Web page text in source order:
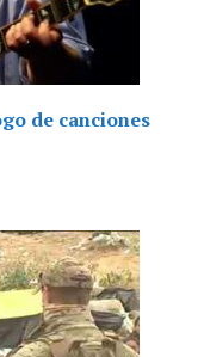
de canciones